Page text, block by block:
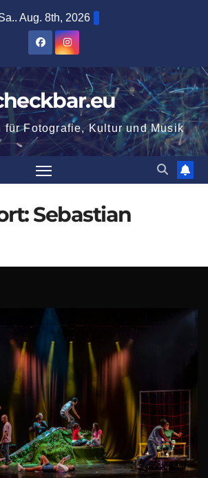
Aug. 8th, 2026
für Fotografie, Kultur und Musik
Sebastian